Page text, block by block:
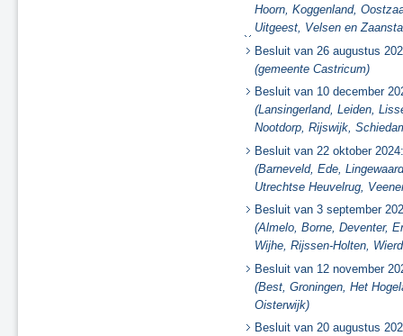
Hoorn, Koggenland,
Uitgeest, Velsen en
Besluit van 26 augustus
(gemeente Castricum)
Besluit van 10 december
(Lansingerland, Leiden,
Nootdorp, Rijswijk,
Besluit van 22 oktober
(Barneveld, Ede,
Utrechtse Heuvelrug,
Besluit van 3 september
(Almelo, Borne, Deventer,
Wijhe, Rijssen-Holten,
Besluit van 12 november
(Best, Groningen, Het
Oisterwijk)
Besluit van 20 augustus